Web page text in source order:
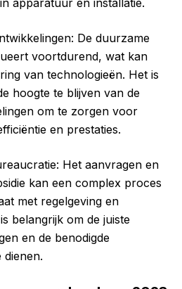
De duurzame
voortdurend, wat kan
van technologieën. Het is
hoogte te blijven van de
om te zorgen voor
en prestaties.
Het aanvragen en
kan een complex proces
met regelgeving en
belangrijk om de juiste
en de benodigde
dienen.